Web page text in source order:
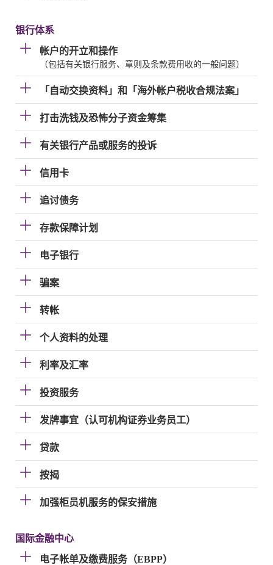
银行体系
帐户的开立和操作
（包括有关银行服务、章则及条款费用收的一般问题）
「自动交换资料」和「海外帐户税收合规法案」
打击洗钱及恐怖分子资金筹集
有关银行产品或服务的投诉
信用卡
追讨债务
存款保障计划
电子银行
骗案
转帐
个人资料的处理
利率及汇率
投资服务
发牌事宜（认可机构证券业务员工）
贷款
按揭
加强柜员机服务的保安措施
国际金融中心
电子帐单及缴费服务（EBPP）